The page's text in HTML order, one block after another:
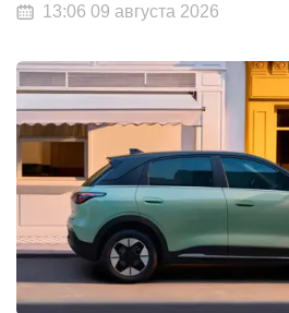
13:06 09 августа 2026